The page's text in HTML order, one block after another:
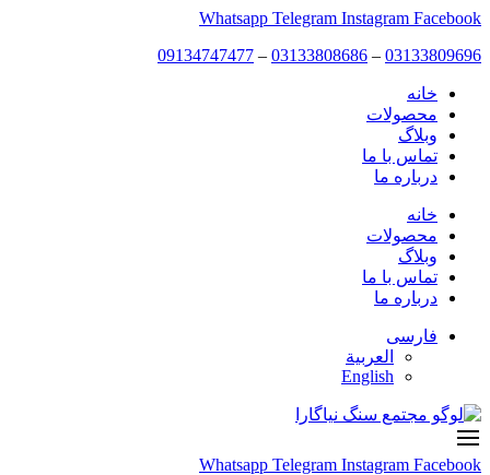
پرش
محتوا
Whatsapp Telegram Instagram Facebook
03133809696
–
03133808686
–
09134747477
خانه
محصولات
وبلاگ
تماس با ما
درباره ما
خانه
محصولات
وبلاگ
تماس با ما
درباره ما
فارسی
العربية
English
Whatsapp Telegram Instagram Facebook